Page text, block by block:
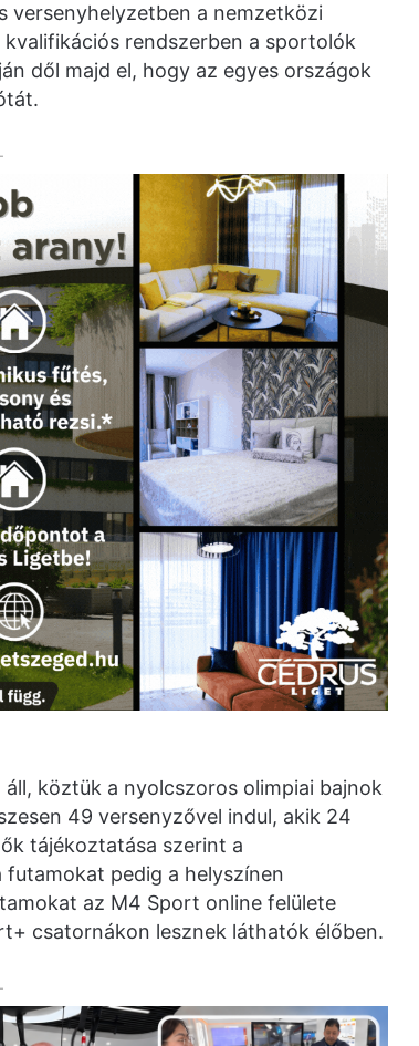
versenyhelyzetben a nemzetközi
rendszerben a sportolók
dől majd el, hogy az egyes országok
köztük a nyolcszoros olimpiai bajnok
49 versenyzővel indul, akik 24
tájékoztatása szerint a
pedig a helyszínen
az M4 Sport online felülete
csatornákon lesznek láthatók élőben.